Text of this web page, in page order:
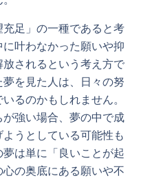
足」の一種であると考
叶わなかった願いや抑
されるという考え方で
を見た人は、日々の努
るのかもしれません。
強い場合、夢の中で成
うとしている可能性も
は単に「良いことが起
の奥底にある願いや不